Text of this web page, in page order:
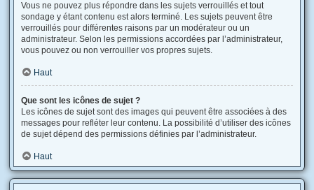
Vous ne pouvez plus répondre dans les sujets verrouillés et tout
sondage y étant contenu est alors terminé. Les sujets peuvent être
verrouillés pour différentes raisons par un modérateur ou un
administrateur. Selon les permissions accordées par l’administrateur,
vous pouvez ou non verrouiller vos propres sujets.
Haut
Que sont les icônes de sujet ?
Les icônes de sujet sont des images qui peuvent être associées à des
messages pour refléter leur contenu. La possibilité d’utiliser des icônes
de sujet dépend des permissions définies par l’administrateur.
Haut